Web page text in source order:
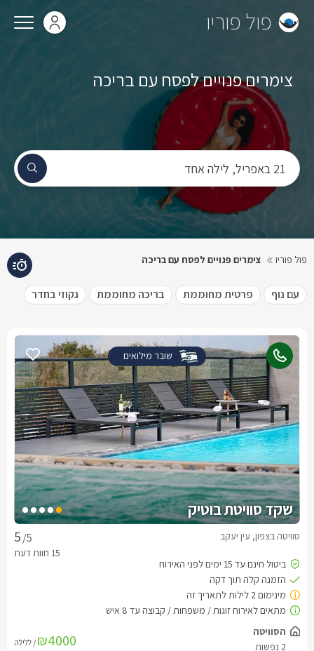
פול פוריו
21 באפריל, לילה אחד תאריך
יום רביעי,
צימרים פנויים לפסח עם בריכה
פול פוריו צימרים פנויים לפסח עם בריכה
עם נוף פרטית מחוממת בריכה מחוממת גקוזי בחדר
שובר מילואים
שקד סוויטת בוטיק
/5 סוויטה בצפון, עין יעקב
₪4000 / ללילה